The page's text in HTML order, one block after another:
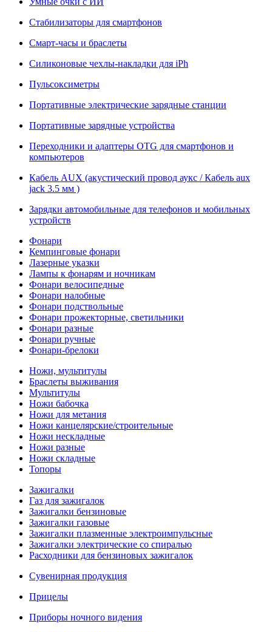
Стабилизаторы для смартфонов
Смарт-часы и браслеты
Силиконовые чехлы-накладки для iPh
Пульсоксиметры
Портативные электрические зарядные станции
Портативные зарядные устройства
Переходники и адаптеры OTG для смартфонов и
компьютеров
Кабель AUX (акустический провод аукс / Кабель aux
jack 3.5 мм )
Зарядки автомобильные для телефонов и мобильных
устройств
Фонари
Кемпинговые фонари
Лазерные указки
Лампы к фонарям и ночникам
Фонари велосипедные
Фонари налобные
Фонари подствольные
Фонари прожекторные, светильники
Фонари разные
Фонари ручные
Фонари-брелоки
Ножи, мультитулы
Браслеты выживания
Мультитулы
Ножи бабочка
Ножи для метания
Ножи канцелярские/строительные
Ножи нескладные
Ножи разные
Ножи складные
Топоры
Зажигалки
Газ для зажигалок
Зажигалки бензиновые
Зажигалки газовые
Зажигалки плазменные электроимпульсные
Зажигалки электрические со спиралью
Расходники для бензиновых зажигалок
Сувенирная продукция
Прицелы
Приборы ночного видения